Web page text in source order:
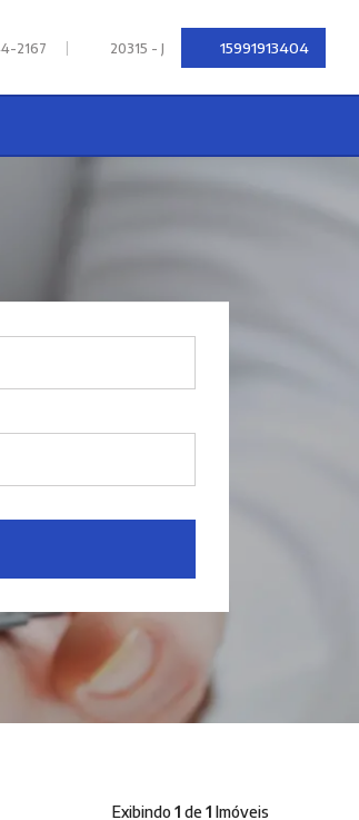
2167 | 20315 - J 15991913404
Exibindo 1 de1 Imóveis